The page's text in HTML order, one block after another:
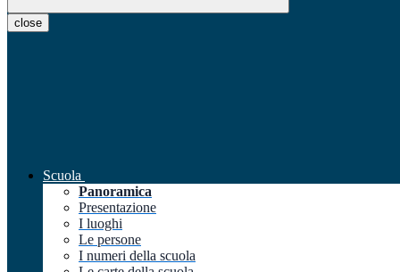
close
Scuola
Panoramica
Presentazione
I luoghi
Le persone
I numeri della scuola